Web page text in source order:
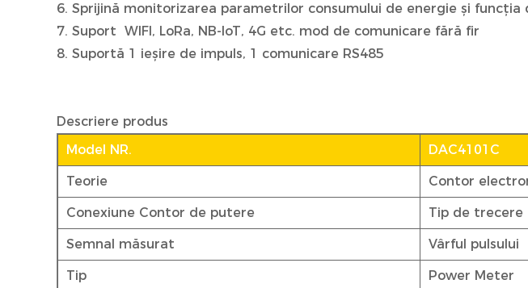
6. Sprijină monitorizarea parametrilor consumului de energie și funcția
7. Suport WIFI, LoRa, NB-IoT, 4G etc. mod de comunicare fără fir
8. Suportă 1 ieșire de impuls, 1 comunicare RS485
Descriere produs
Model NR.
DAC4101C
Teorie Contor
Conexiune Contor de putere Tip de trecere
Semnal măsurat Vârful pulsului
Tip Power Meter